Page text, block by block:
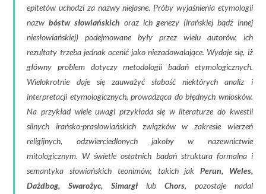
epitetów uchodzi za nazwy niejasne. Próby wyjaśnienia etymologii
nazwbóstw słowiańskich oraz ich genezy (irańskiej bądź innej
niesłowiańskiej) podejmowane były przez wielu autorów, ich
rezultaty trzeba jednak ocenić jako niezadowalające. Wydaje się, iż
główny problem dotyczy metodologii badań etymologicznych.
Wielokrotnie daje się zauważyć słabość niektórych analiz i
interpretacji etymologicznych, prowadząca do błędnych wniosków.
Na przykład wiele uwagi przykłada się w literaturze do kwestii
silnych irańsko-prasłowiańskich związków w zakresie wierzeń
religijnych, odzwierciedlonych jakoby w nazewnictwie
mitologicznym. W świetle ostatnich badań struktura formalna i
semantyka słowiańskich teonimów, takich jak Perun, Weles,
Dażdbog, Swarożyc, Simargłlub Chors, pozostaje nadal